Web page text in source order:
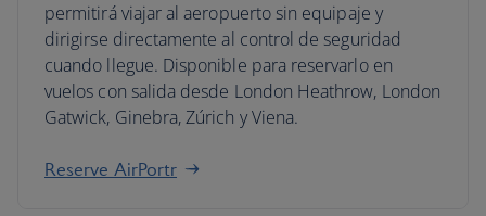
permitirá viajar al aeropuerto sin equipaje y
dirigirse directamente al control de seguridad
cuando llegue. Disponible para reservarlo en
vuelos con salida desde London Heathrow, London
Gatwick, Ginebra, Zúrich y Viena.
Reserve AirPortr